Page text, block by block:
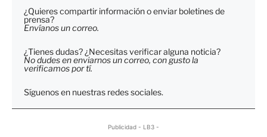
¿Quieres compartir información o enviar boletines de
prensa?
Envíanos un correo.
¿Tienes dudas? ¿Necesitas verificar alguna noticia?
No dudes en enviarnos un correo, con gusto la
verificamos por tí.
Síguenos en nuestras redes sociales.
Publicidad - LB3 -